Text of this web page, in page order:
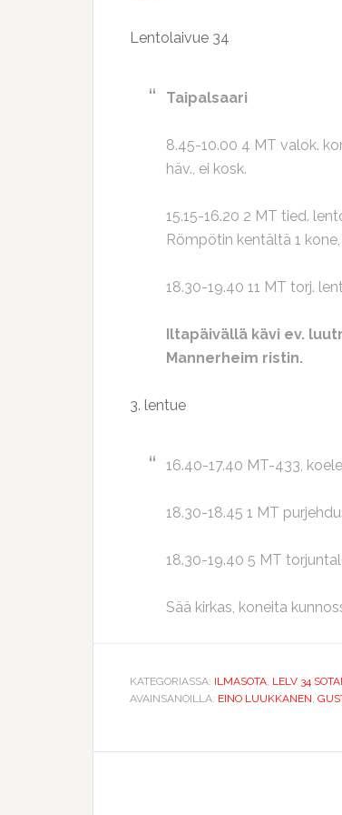
Lentolaivue 34
Taipalsaari
8.45-10.00 4 MT valok.
häv., ei kosk.
15.15-16.20 2 MT tied.
Römpötin kentältä 1 kone,
18.30-19.40 11 MT torj.
Iltapäivällä kävi ev.
Mannerheim ristin.
3. lentue
16.40-17.40 MT-433,
18.30-18.45 1 MT
18.30-19.40 5 MT
Sää kirkas, koneita
KATEGORIASSA: ILMASOTA, LELV 34
AVAINSANOILLA: EINO LUUKKANEN,